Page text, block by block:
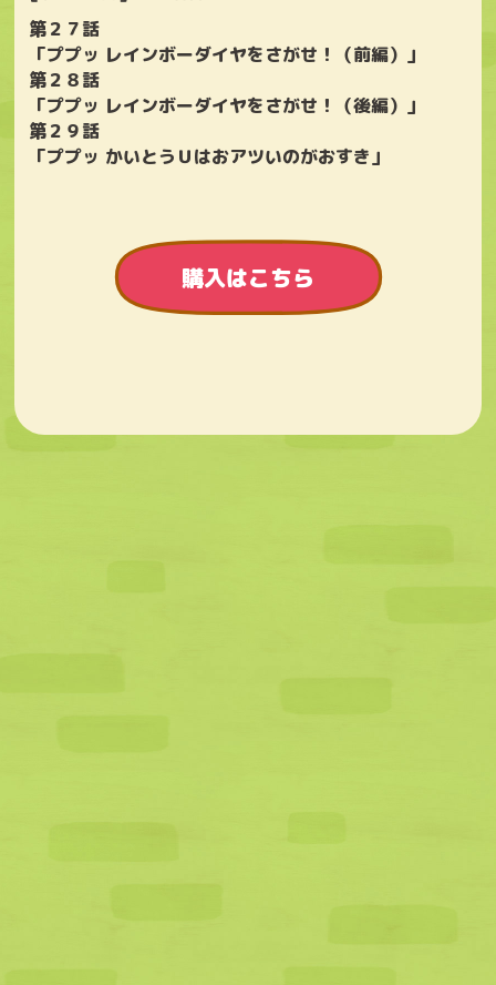
第２７話
「ププッ レインボーダイヤをさがせ！（前編）」
第２８話
「ププッ レインボーダイヤをさがせ！（後編）」
第２９話
「ププッ かいとうＵはおアツいのがおすき」
購入はこちら